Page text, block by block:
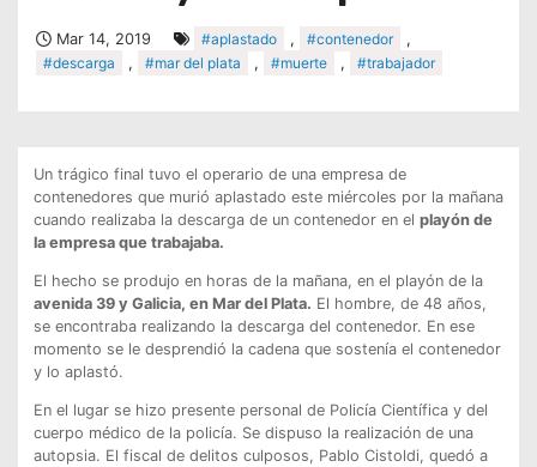
Mar 14, 2019 #aplastado , #contenedor
,
#descarga
, #mar del plata , #muerte , #trabajador
Un trágico final tuvo el operario de una empresa de
contenedores que murió aplastado este miércoles por la mañana
cuando realizaba la descarga de un contenedor en el playón de
la empresa que trabajaba.
El hecho se produjo en horas de la mañana, en el playón de la
avenida 39 y Galicia, en Mar del Plata. El hombre, de 48 años,
se encontraba realizando la descarga del contenedor. En ese
momento se le desprendió la cadena que sostenía el contenedor
y lo aplastó.
En el lugar se hizo presente personal de Policía Científica y del
cuerpo médico de la policía. Se dispuso la realización de una
autopsia. El fiscal de delitos culposos, Pablo Cistoldi, quedó a